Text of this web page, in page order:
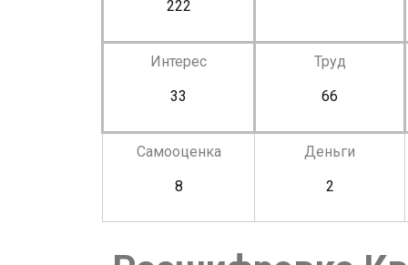
222
Интерес
33
Труд
66
Самооценка
8
Деньги
2